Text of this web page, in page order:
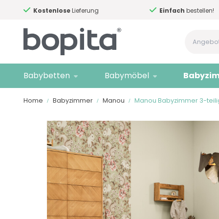
KostenloseLieferung Einfach bestellen!
Babybetten Babymöbel
Home Babyzimmer Manou Manou Babyzimmer 3-